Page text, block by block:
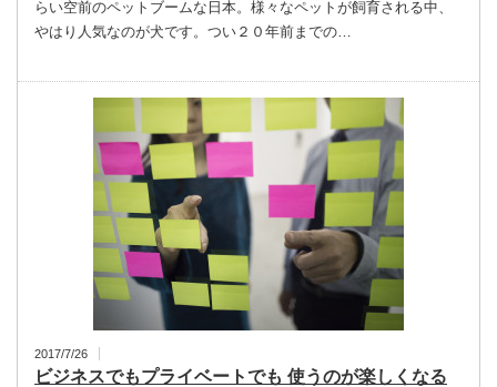
らい空前のペットブームな日本。様々なペットが飼育される中、
やはり人気なのが犬です。つい２０年前までの…
2017/7/26
ビジネスでもプライベートでも 使うのが楽しくなる